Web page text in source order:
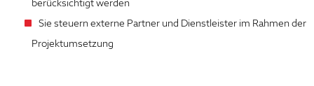
berücksichtigt werden
Sie steuern externe Partner und Dienstleister im Rahmen der
Projektumsetzung